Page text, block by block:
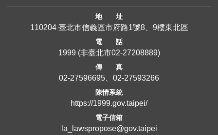
地 址
110204 臺北市信義區市府路1號8、9樓東北區
電 話
1999 (非臺北市02-27208889)
傳 真
02-27596695、02-27593266
陳情系統
https://1999.gov.taipei/
電子信箱
la_lawspropose@gov.taipei